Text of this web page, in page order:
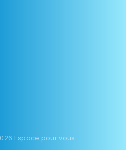
Espace pour vous